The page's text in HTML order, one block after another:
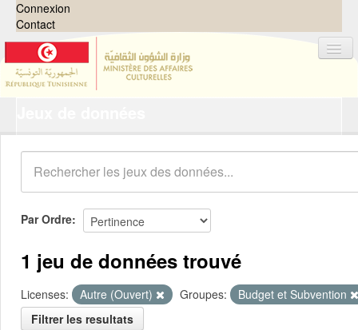
Connexion
Contact
Organisations
Groupes
Demandes 0
À propos
Par Ordre
1 jeu de données trouvé
Licenses: Autre (Ouvert) Groupes:
Budget et Subvention
Filtrer les resultats